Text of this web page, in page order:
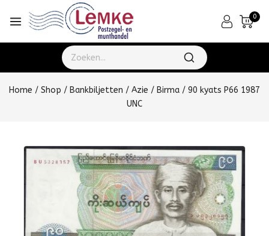
0
Home / Shop / Bankbiljetten / Azie / Birma / 90 kyats P66 1987
UNC